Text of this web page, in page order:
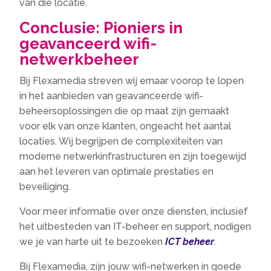
van die locatie.
Conclusie: Pioniers in
geavanceerd wifi-
netwerkbeheer
Bij Flexamedia streven wij ernaar voorop te lopen
in het aanbieden van geavanceerde wifi-
beheersoplossingen die op maat zijn gemaakt
voor elk van onze klanten, ongeacht het aantal
locaties. Wij begrijpen de complexiteiten van
moderne netwerkinfrastructuren en zijn toegewijd
aan het leveren van optimale prestaties en
beveiliging.
Voor meer informatie over onze diensten, inclusief
het uitbesteden van IT-beheer en support, nodigen
we je van harte uit te bezoekenICT beheer.
Bij Flexamedia, zijn jouw wifi-netwerken in goede